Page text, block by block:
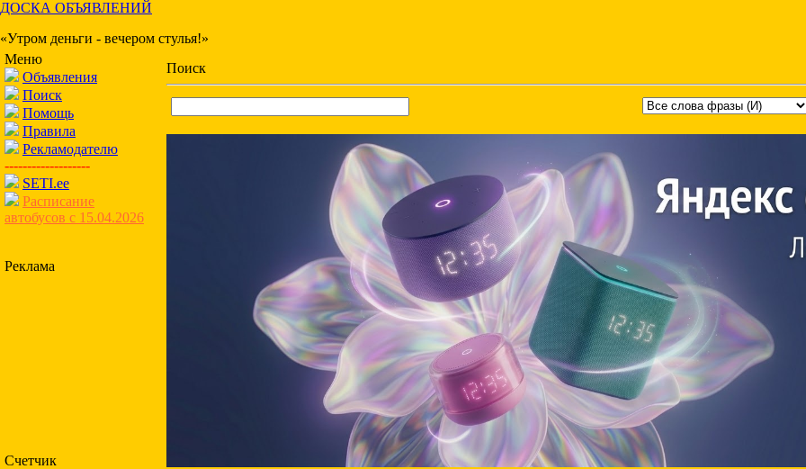
ДОСКА ОБЪЯВЛЕНИЙ
«Утром деньги - вечером стулья!»
Меню
Объявления
Поиск
Помощь
Правила
Рекламодателю
-------------------
SETI.ee
Расписание
автобусов с 15.04.2026
Реклама
Счетчик
Поиск